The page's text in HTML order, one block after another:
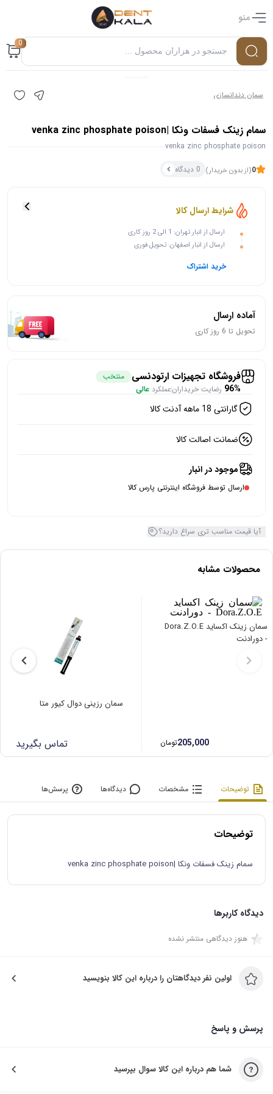
منو
0
سمان دندانسازی
سمام زینک فسفات ونکا |venka zinc phosphate poison
venka zinc phosphate poison
0(از بدون خریدار) 0 دیدگاه
شرایط ارسال کالا
ارسال از انبار تهران: 1 الی 2 روز کاری
ارسال از انبار اصفهان: تحویل فوری
خرید اشتراک
آماده ارسال
تحویل تا 6 روز کاری
فروشگاه تجهیزات ارتودنسی منتخب
96% رضایت خریدارانعملکرد عالی
گارانتی 18 ماهه آدنت کالا
ضمانت اصالت کالا
موجود در انبار
ارسال توسط فروشگاه اینترنتی پارس کالا
آیا قیمت مناسب تری سراغ دارید؟
محصولات مشابه
سمان زینک اکساید Dora.Z.O.E
- دورادنت
205,000تومان
سمان رزینی دوال کیور متا
تماس بگیرید
توضیحات مشخصات دیدگاه‌ها پرسش‌ها
توضیحات
سمام زینک فسفات ونکا |venka zinc phosphate poison
دیدگاه کاربرها
هنوز دیدگاهی منتشر نشده
اولین نفر دیدگاهتان را درباره این کالا بنویسید
پرسش و پاسخ
شما هم درباره این کالا سوال بپرسید